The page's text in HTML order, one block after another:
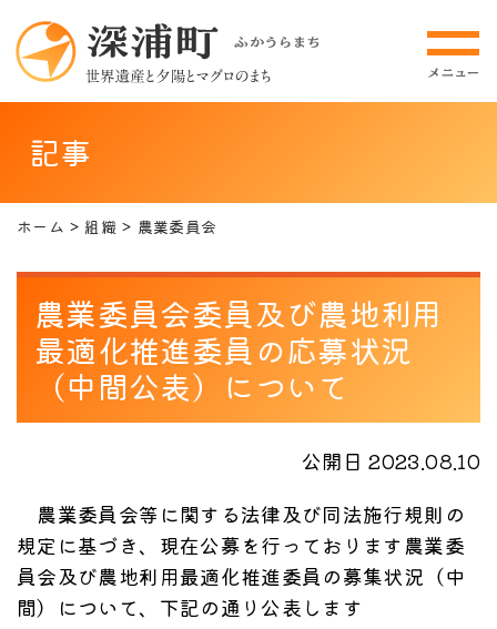
記事
ホーム 組織 農業委員会
農業委員会委員及び農地利用
最適化推進委員の応募状況
（中間公表）について
公開日 2023.08.10
農業委員会等に関する法律及び同法施行規則の
規定に基づき、現在公募を行っております農業委
員会及び農地利用最適化推進委員の募集状況（中
間）について、下記の通り公表します